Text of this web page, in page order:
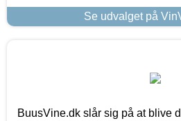
Se udvalget på
BuusVine.dk slår sig på at blive